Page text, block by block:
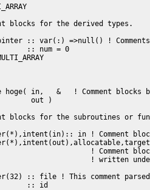
blocks for the derived types.
:: var(:) =>null() !
:: num = 0
hoge( in,   &   ! Comment blocks
out )
blocks for the subroutines or
in ! Comment
! Comment
! written
:: file ! This comment
:: id